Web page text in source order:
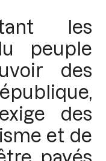
les
peuple
des
des
et de